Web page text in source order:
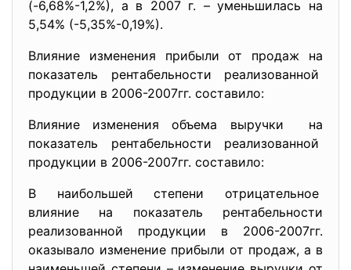
(-6,68%-1,2%), а в 2007 г. – уменьшилась на
5,54% (-5,35%-0,19%).
Влияние изменения прибыли от продаж на
показатель рентабельности реализованной
продукции в 2006-2007гг. cоставило:
Влияние изменения объема выручки на
показатель рентабельности реализованной
продукции в 2006-2007гг. cоставило:
В наибольшей степени отрицательное
влияние на показатель рентабельности
реализованной продукции в 2006-2007гг.
оказывало изменение прибыли от продаж, а в